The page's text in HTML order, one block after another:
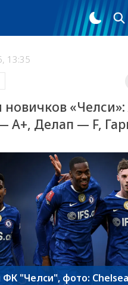
13:35
новичков
A+, Делап — F,
ФК "Челси", фото: